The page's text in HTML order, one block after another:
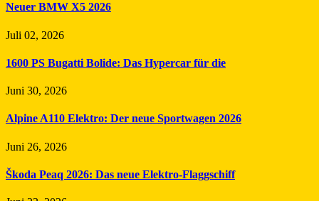
Neuer BMW X5 2026
Juli 02, 2026
1600 PS Bugatti Bolide: Das Hypercar für die
Juni 30, 2026
Alpine A110 Elektro: Der neue Sportwagen 2026
Juni 26, 2026
Škoda Peaq 2026: Das neue Elektro-Flaggschiff